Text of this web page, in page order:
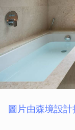
圖片由森境設